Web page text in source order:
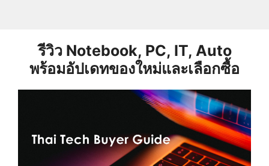
รีวิว Notebook, PC, IT, Auto
พร้อมอัปเดทของใหม่และเลือกซื้อ